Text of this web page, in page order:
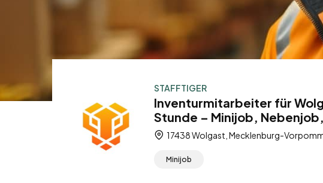
STAFFTIGER
Inventurmitarbeiter für
Stunde – Minijob,
17438 Wolgast, Mecklenburg-
Minijob